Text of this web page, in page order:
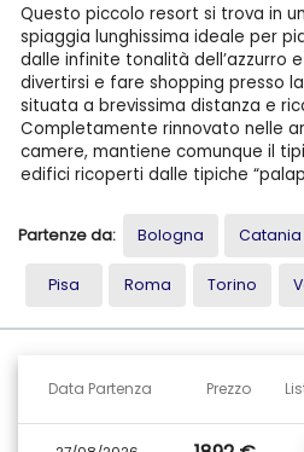
Questo piccolo resort si trova in
spiaggia lunghissima ideale per
dalle infinite tonalità dell’azzurro
divertirsi e fare shopping presso
situata a brevissima distanza e
Completamente rinnovato nelle
camere, mantiene comunque il
edifici ricoperti dalle tipiche
STRUTTURA
comuni, si snodano i vialetti che
piscine ed infine la splendida
SPIAGGIA E PISCINE
davanti al resort ed è
Partenze da: Bologna Catania
Pisa Roma Torino
Data Partenza Prezzo